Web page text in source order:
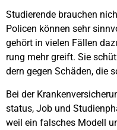
Stu­die­ren­de brau­chen
Poli­cen kön­nen sehr
gehört in vie­len Fäl­len
rung mehr greift. Sie
dern gegen Schä­den, die
Bei der
sta­tus, Job und
weil ein fal­sches Modell